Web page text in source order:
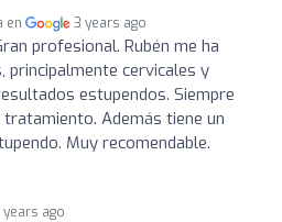
en 3 years ago
profesional. Rubén me ha
principalmente cervicales y
estupendos. Siempre
Además tiene un
Muy recomendable.
years ago